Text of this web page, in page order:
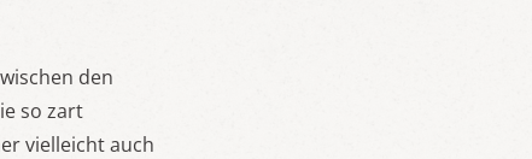
den
so zart
vielleicht auch